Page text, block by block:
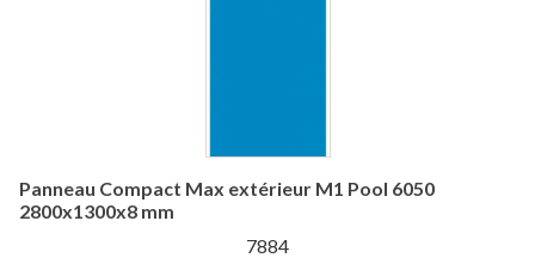
Panneau Compact Max extérieur M1 Pool 6050
2800x1300x8 mm
7884